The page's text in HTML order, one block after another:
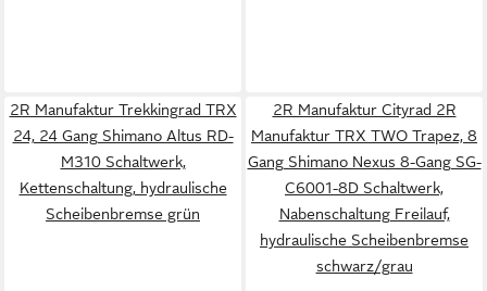
2R Manufaktur Trekkingrad TRX
24, 24 Gang Shimano Altus RD-
M310 Schaltwerk,
Kettenschaltung, hydraulische
Scheibenbremse grün
2R Manufaktur Cityrad 2R
Manufaktur TRX TWO Trapez, 8
Gang Shimano Nexus 8-Gang SG-
C6001-8D Schaltwerk,
Nabenschaltung Freilauf,
hydraulische Scheibenbremse
schwarz/grau